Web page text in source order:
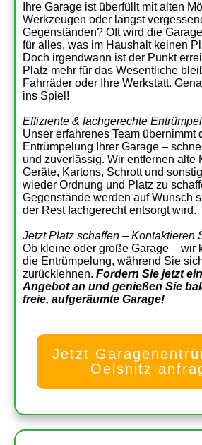
Ihre Garage ist überfüllt mit alten
Werkzeugen oder längst
Gegenständen? Oft wird die
für alles, was im Haushalt keinen
Doch irgendwann ist der Punkt
Platz mehr für das Wesentliche
Fahrräder oder Ihre Werkstatt.
ins Spiel!
Effiziente & fachgerechte
Unser erfahrenes Team übernimmt
Entrümpelung Ihrer Garage –
und zuverlässig. Wir entfernen alte
Geräte, Kartons, Schrott und
wieder Ordnung und Platz zu
Gegenstände werden auf Wunsch
der Rest fachgerecht entsorgt wird.
Jetzt Platz schaffen – Kontaktieren
Ob kleine oder große Garage – wir
die Entrümpelung, während Sie
zurücklehnen. Fordern Sie jetzt
Angebot an und genießen Sie
freie, aufgeräumte Garage!
Jetzt
Oelsnitz